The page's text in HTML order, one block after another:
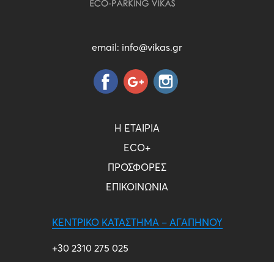
email: info@vikas.gr
Η ΕΤΑΙΡΙΑ
ECO+
ΠΡΟΣΦΟΡΕΣ
ΕΠΙΚΟΙΝΩΝΙΑ
ΚΕΝΤΡΙΚΌ ΚΑΤΆΣΤΗΜΑ – ΑΓΑΠΗΝΟΎ
+30 2310 275 025